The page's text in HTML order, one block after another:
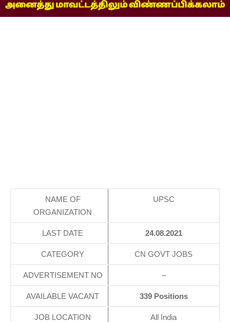
NAME OF
ORGANIZATION
UPSC
LAST DATE 24.08.2021
CATEGORY CN GOVT JOBS
ADVERTISEMENT NO –
AVAILABLE VACANT 339 Positions
JOB LOCATION All India